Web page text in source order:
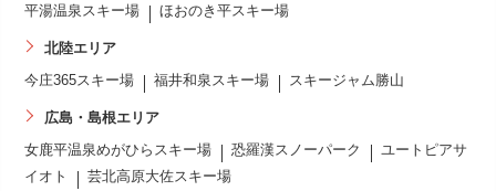
平湯温泉スキー場
ほおのき平スキー場
北陸エリア
今庄365スキー場 福井和泉スキー場 スキージャム勝山
広島・島根エリア
女鹿平温泉めがひらスキー場 恐羅漢スノーパーク
ユートピアサ
イオト
芸北高原大佐スキー場